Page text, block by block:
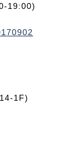
19:00)
1F)